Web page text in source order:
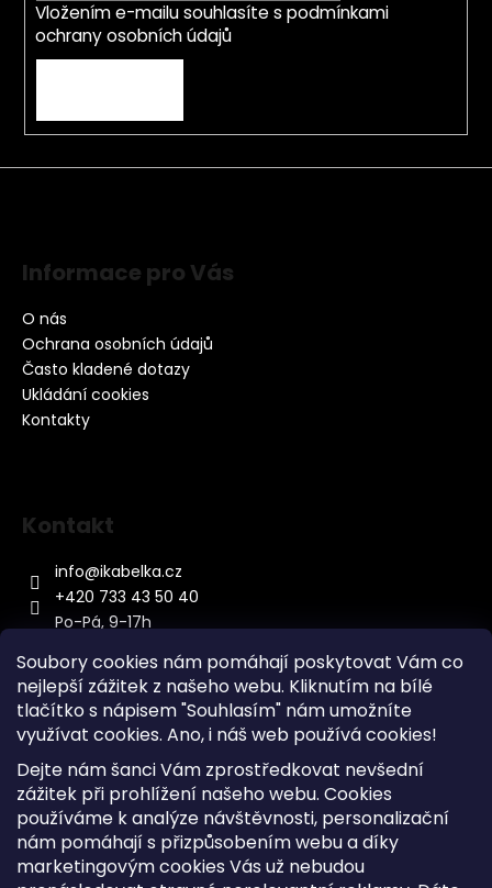
Soubory cookies nám pomáhají poskytovat Vám co
nejlepší zážitek z našeho webu. Kliknutím na bílé
tlačítko s nápisem "Souhlasím" nám umožníte
využívat cookies. Ano, i náš web používá cookies!
Dejte nám šanci Vám zprostředkovat nevšední
zážitek při prohlížení našeho webu. Cookies
používáme k analýze návštěvnosti, personalizační
nám pomáhají s přizpůsobením webu a díky
marketingovým cookies Vás už nebudou
Vložením e-mailu souhlasíte s podmínkami
ochrany osobních údajů
Informace pro Vás
O nás
Ochrana osobních údajů
Často kladené dotazy
Ukládání cookies
Kontakty
Kontakt
info@ikabelka.cz
+420 733 43 50 40
Po-Pá, 9-17h
Kontakt
Sitemap
Doprava a Platba
Reklamace Zboží
Obchodní podmínky